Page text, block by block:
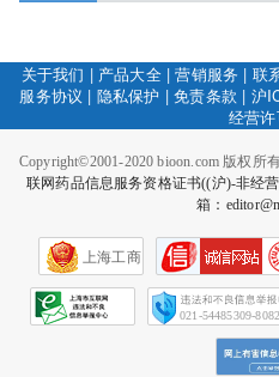
关于我们 | 产品大全|营销服务 | 联
服务协议 | 隐私保护 |免责条款 | 沪
经营
Copyright©2001-2020 bioon.com 版权所
联网药品信息服务资格证书((沪)-非经
箱：
上海工商
021-54485309-8082